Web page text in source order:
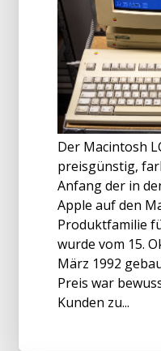
Der Macintosh
preisgünstig,
Anfang der in
Apple auf den
Produktfamilie
wurde vom 15.
März 1992
Preis war
Kunden zu...